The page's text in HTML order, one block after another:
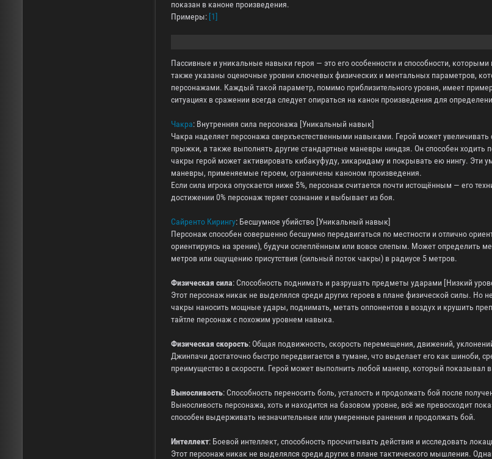
показан в каноне произведения.
Примеры: [1]
Пассивные и уникальные навыки героя — это его особенности и способности,
также указаны оценочные уровни ключевых физических и ментальных параметров,
персонажами. Каждый такой параметр, помимо приблизительного уровня, имеет
ситуациях в сражении всегда следует опираться на канон произведения для
Чакра: Внутренняя сила персонажа [Уникальный навык]
Чакра наделяет персонажа сверхъестественными навыками. Герой может
прыжки, а также выполнять другие стандартные маневры ниндзя. Он способен
чакры герой может активировать кибакуфуду, хикаридаму и покрывать ею нингу. Эти
маневры, применяемые героем, ограничены каноном произведения.
Если сила игрока опускается ниже 5%, персонаж считается почти истощённым — его
достижении 0% персонаж теряет сознание и выбывает из боя.
Сайренто Кирингу: Бесшумное убийство [Уникальный навык]
Персонаж способен совершенно бесшумно передвигаться по местности и отлично
ориентируясь на зрение), будучи ослеплённым или вовсе слепым. Может определить
метров или ощущению присутствия (сильный поток чакры) в радиусе 5 метров.
Физическая сила: Способность поднимать и разрушать предметы ударами [Низкий
Этот персонаж никак не выделялся среди других героев в плане физической силы. Но
чакры наносить мощные удары, поднимать, метать оппонентов в воздух и крушить
тайтле персонаж с похожим уровнем навыка.
Физическая скорость: Общая подвижность, скорость перемещения, движений,
Джинпачи достаточно быстро передвигается в тумане, что выделает его как шиноби,
преимущество в скорости. Герой может выполнить любой маневр, который показывал
Выносливость: Способность переносить боль, усталость и продолжать бой после
Выносливость персонажа, хоть и находится на базовом уровне, всё же превосходит
способен выдерживать незначительные или умеренные ранения и продолжать бой.
Интеллект: Боевой интеллект, способность просчитывать действия и исследовать
Этот персонаж никак не выделялся среди других в плане тактического мышления.